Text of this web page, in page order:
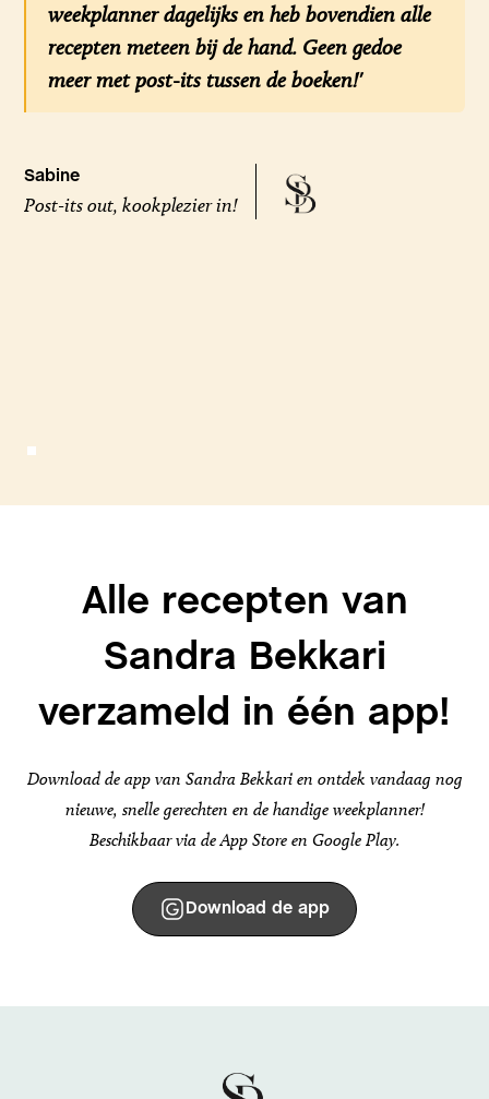
weekplanner dagelijks en heb bovendien alle
recepten meteen bij de hand. Geen gedoe
meer met post-its tussen de boeken!'
Sabine
Post-its out, kookplezier in!
Alle recepten van
Sandra Bekkari
verzameld in één app!
Download de app van Sandra Bekkari en ontdek vandaag nog
nieuwe, snelle gerechten en de handige weekplanner!
Beschikbaar via de App Store en Google Play.
Download de app